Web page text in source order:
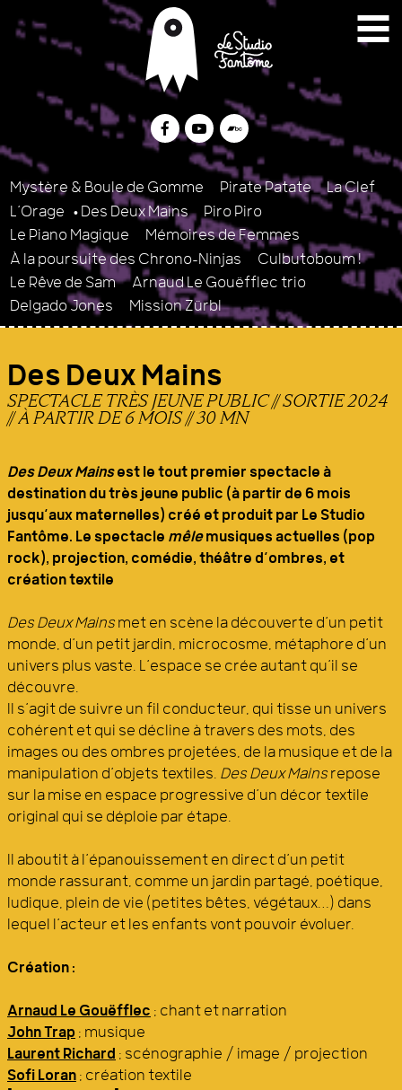
Contenu Plan du site
Le Studio Fantôme Collectif d’artistes
Facebook
YoutubeBandcamp
Mystère & Boule de Gomme Pirate Patate
La Clef
L’Orage
Des Deux Mains
Piro Piro
Le Piano Magique
Mémoires de Femmes
À la poursuite des Chrono-Ninjas
Culbutoboum !
Le Rêve de Sam
Arnaud Le Gouëfflec trio
Delgado Jones
Mission Zürbl
Des Deux Mains
SPECTACLE TRÈS JEUNE PUBLIC // SORTIE 2024
// À PARTIR DE 6 MOIS // 30 MN
Des Deux Mainsest le tout premier spectacle à
destination du très jeune public (à partir de 6 mois
jusqu’aux maternelles) créé et produit par Le Studio
Fantôme. Le spectacle mêle musiques actuelles (pop
rock), projection, comédie, théâtre d’ombres, et
création textile
Des Deux Mainsmet en scène la découverte d’un petit
monde, d’un petit jardin, microcosme, métaphore d’un
univers plus vaste. L’espace se crée autant qu’il se
découvre.
Il s’agit de suivre un fil conducteur, qui tisse un univers
cohérent et qui se décline à travers des mots, des
images ou des ombres projetées, de la musique et de la
manipulation d’objets textiles. Des Deux Mainsrepose
sur la mise en espace progressive d’un décor textile
original qui se déploie par étape.
Il aboutit à l’épanouissement en direct d’un petit
monde rassurant, comme un jardin partagé, poétique,
ludique, plein de vie (petites bêtes, végétaux…) dans
lequel l’acteur et les enfants vont pouvoir évoluer.
Création :
Arnaud Le Gouëfflec : chant et narration
John Trap : musique
Laurent Richard : scénographie / image / projection
Sofi Loran : création textile